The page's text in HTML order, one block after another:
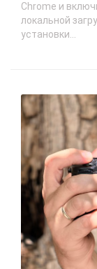
Chrome и
локальной
установки...